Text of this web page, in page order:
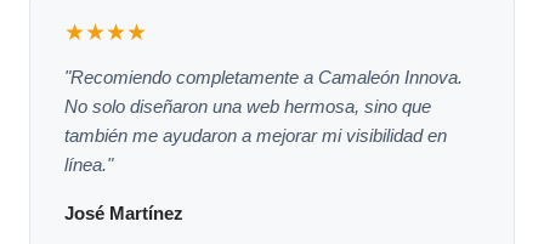
★★★★
"Recomiendo completamente a Camaleón Innova.
No solo diseñaron una web hermosa, sino que
también me ayudaron a mejorar mi visibilidad en
línea."
José Martínez